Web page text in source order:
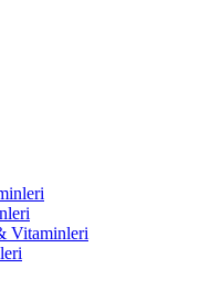
Vitaminleri